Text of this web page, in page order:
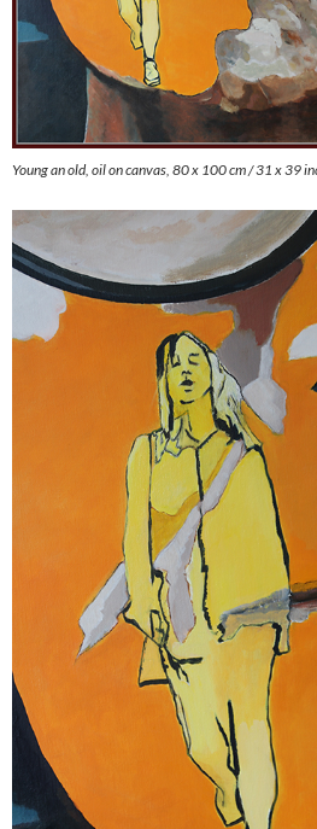
Young an old, oil on canvas, 80 x 100 cm / 31 x 39